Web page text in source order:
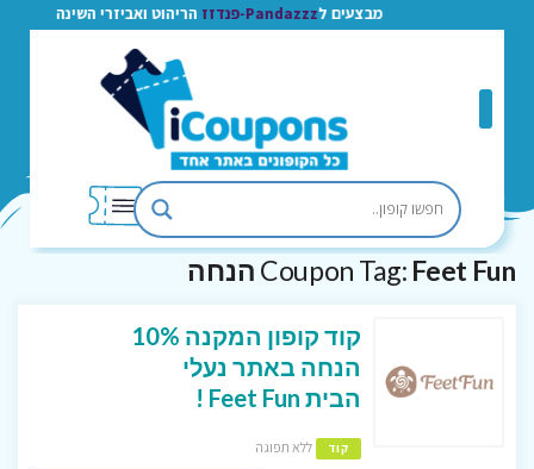
מבצעים ל Pandazzz-פנדזז הריהוט ואביזרי השינה
Coupon Tag: Feet Fun הנחה
קוד קופון המקנה 10%
הנחה באתר נעלי
הבית Feet Fun !
קוד ללא תפוגה